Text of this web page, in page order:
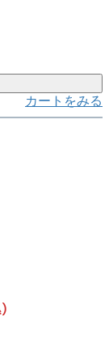
カートをみる